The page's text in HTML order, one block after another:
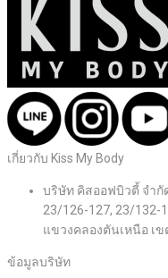
เกี่ยวกับ Kiss My Body
บริษัท คิสออฟบิวตี้ จำกั
23/126-127, 23/
แขวงคลองตันเหนือ เ
ข้อมูลบริษัท